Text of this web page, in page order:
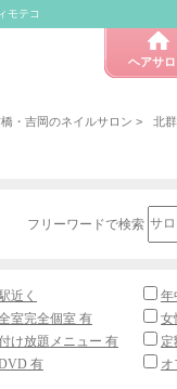
モテコ
ヘアサ
・吉岡のネイルサロン > 北
フリーワードで検索
近く 年
室完全個室 有 女
け放題メニュー 有 定
有 オ